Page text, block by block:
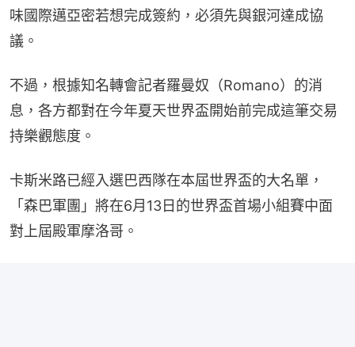
味國際邁亞密若想完成簽約，必須先與銀河達成協
議。
不過，根據知名轉會記者羅曼奴（Romano）的消
息，各方都對在今年夏天世界盃開始前完成這筆交易
持樂觀態度。
卡斯米路已經入選巴西隊在本屆世界盃的大名單，
「森巴軍團」將在6月13日的世界盃首場小組賽中面
對上屆殿軍摩洛哥。